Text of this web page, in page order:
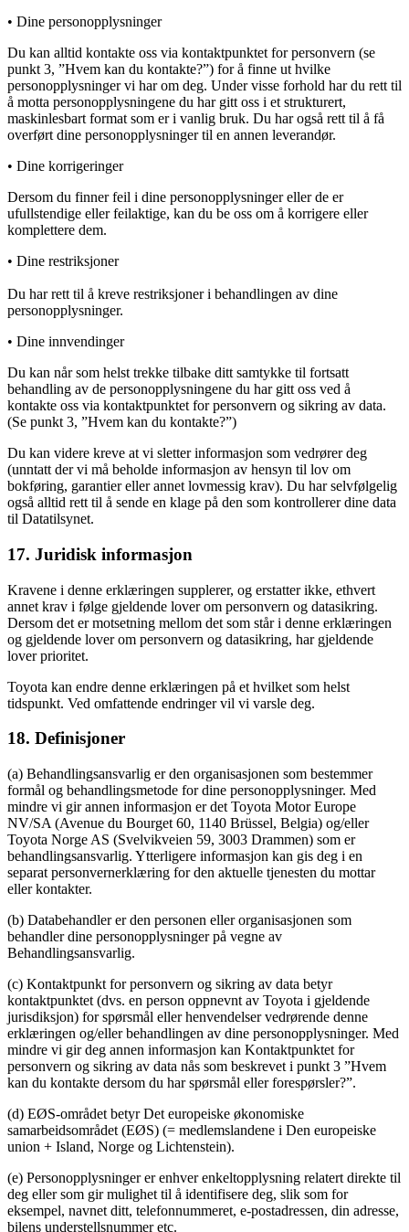
• Dine personopplysninger
Du kan alltid kontakte oss via kontaktpunktet for personvern (se
punkt 3, ”Hvem kan du kontakte?”) for å finne ut hvilke
personopplysninger vi har om deg. Under visse forhold har du rett til
å motta personopplysningene du har gitt oss i et strukturert,
maskinlesbart format som er i vanlig bruk. Du har også rett til å få
overført dine personopplysninger til en annen leverandør.
• Dine korrigeringer
Dersom du finner feil i dine personopplysninger eller de er
ufullstendige eller feilaktige, kan du be oss om å korrigere eller
komplettere dem.
• Dine restriksjoner
Du har rett til å kreve restriksjoner i behandlingen av dine
personopplysninger.
• Dine innvendinger
Du kan når som helst trekke tilbake ditt samtykke til fortsatt
behandling av de personopplysningene du har gitt oss ved å
kontakte oss via kontaktpunktet for personvern og sikring av data.
(Se punkt 3, ”Hvem kan du kontakte?”)
Du kan videre kreve at vi sletter informasjon som vedrører deg
(unntatt der vi må beholde informasjon av hensyn til lov om
bokføring, garantier eller annet lovmessig krav). Du har selvfølgelig
også alltid rett til å sende en klage på den som kontrollerer dine data
til Datatilsynet.
17. Juridisk informasjon
Kravene i denne erklæringen supplerer, og erstatter ikke, ethvert
annet krav i følge gjeldende lover om personvern og datasikring.
Dersom det er motsetning mellom det som står i denne erklæringen
og gjeldende lover om personvern og datasikring, har gjeldende
lover prioritet.
Toyota kan endre denne erklæringen på et hvilket som helst
tidspunkt. Ved omfattende endringer vil vi varsle deg.
18. Definisjoner
(a) Behandlingsansvarlig er den organisasjonen som bestemmer
formål og behandlingsmetode for dine personopplysninger. Med
mindre vi gir annen informasjon er det Toyota Motor Europe
NV/SA (Avenue du Bourget 60, 1140 Brüssel, Belgia) og/eller
Toyota Norge AS (Svelvikveien 59, 3003 Drammen) som er
behandlingsansvarlig. Ytterligere informasjon kan gis deg i en
separat personvernerklæring for den aktuelle tjenesten du mottar
eller kontakter.
(b) Databehandler er den personen eller organisasjonen som
behandler dine personopplysninger på vegne av
Behandlingsansvarlig.
(c) Kontaktpunkt for personvern og sikring av data betyr
kontaktpunktet (dvs. en person oppnevnt av Toyota i gjeldende
jurisdiksjon) for spørsmål eller henvendelser vedrørende denne
erklæringen og/eller behandlingen av dine personopplysninger. Med
mindre vi gir deg annen informasjon kan Kontaktpunktet for
personvern og sikring av data nås som beskrevet i punkt 3 ”Hvem
kan du kontakte dersom du har spørsmål eller forespørsler?”.
(d) EØS-området betyr Det europeiske økonomiske
samarbeidsområdet (EØS) (= medlemslandene i Den europeiske
union + Island, Norge og Lichtenstein).
(e) Personopplysninger er enhver enkeltopplysning relatert direkte til
deg eller som gir mulighet til å identifisere deg, slik som for
eksempel, navnet ditt, telefonnummeret, e-postadressen, din adresse,
bilens understellsnummer etc.